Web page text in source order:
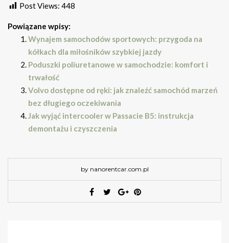
Post Views: 448
Powiązane wpisy:
Wynajem samochodów sportowych: przygoda na
kółkach dla miłośników szybkiej jazdy
Poduszki poliuretanowe w samochodzie: komfort i
trwałość
Volvo dostępne od ręki: jak znaleźć samochód marzeń
bez długiego oczekiwania
Jak wyjąć intercooler w Passacie B5: instrukcja
demontażu i czyszczenia
by nanorentcar.com.pl